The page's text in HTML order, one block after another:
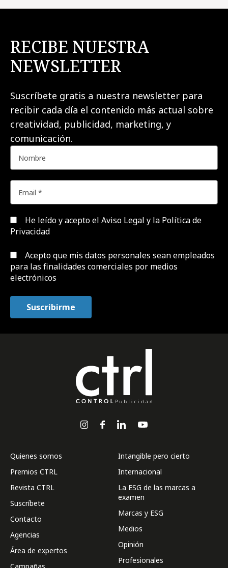
RECIBE NUESTRA
NEWSLETTER
Suscríbete gratis a nuestra newsletter para
recibir cada día el contenido más actual sobre
creatividad, publicidad, marketing, y
comunicación.
He leído y acepto el Aviso Legal y la Política de
Privacidad
Acepto que mis datos personales sean empleados
para las finalidades comerciales por medios
electrónicos
Quienes somos
Premios CTRL
Revista CTRL
Suscríbete
Contacto
Agencias
Área de expertos
Intangible pero cierto
Internacional
La ESG de las marcas a
examen
Marcas y ESG
Medios
Opinión
Profesionales